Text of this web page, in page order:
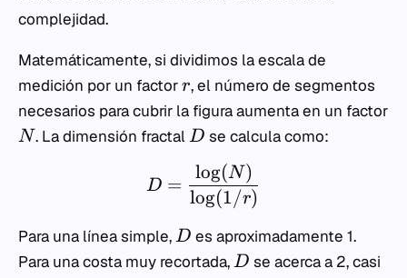
complejidad.
Matemáticamente, si dividimos la escala de
medición por un factor r, el número de segmentos
necesarios para cubrir la figura aumenta en un factor
N. La dimensión fractalD se calcula como:
D =
log(1/r)
log(N)
Para una línea simple, D es aproximadamente 1.
Para una costa muy recortada, D se acerca a 2, casi